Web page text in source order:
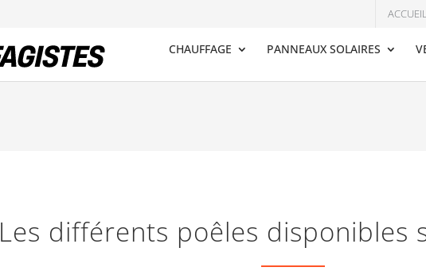
CHAUFFAGE PANNEAUX SOLAIRES
Les différents poêles disponibles